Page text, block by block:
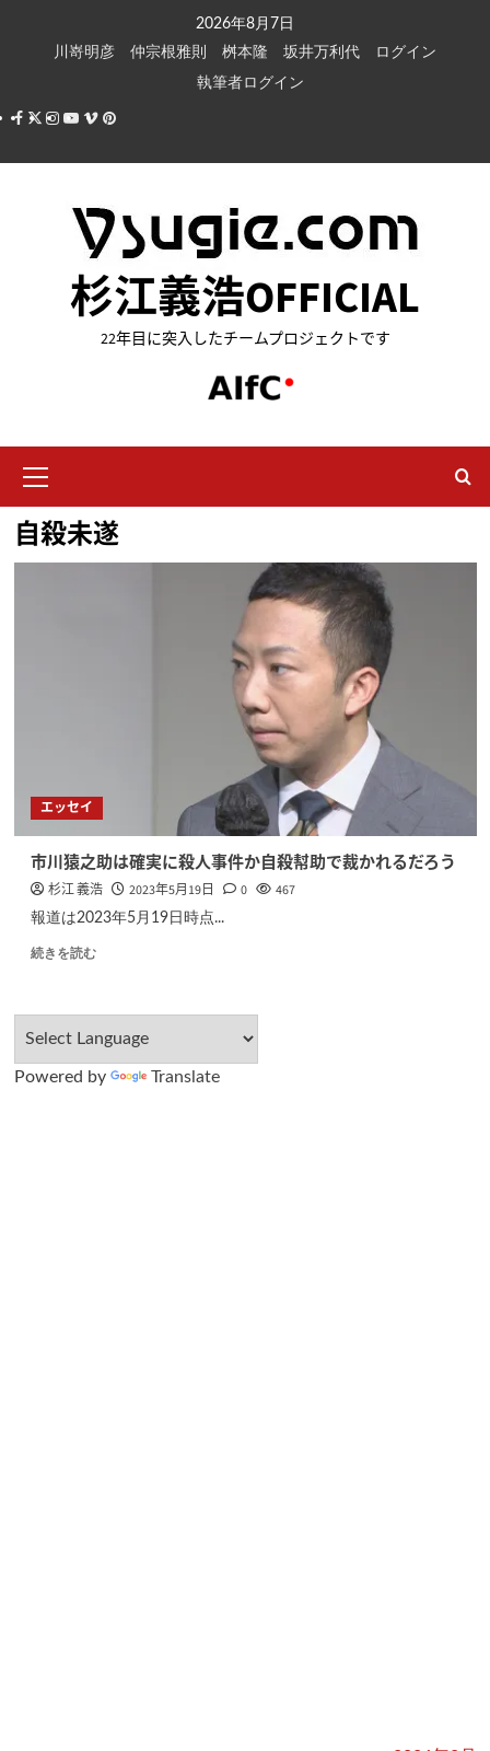
キ
2026年8月7日
川嵜明彦
仲宗根雅則 桝本隆 坂井万利代
ログイン
執筆者ログイン
Facebook
X Instagram
Youtube
VimeoPinterest
杉江義浩OFFICIAL
22年目に突入したチームプロジェクトです
イ
ン
メ
自殺未遂
エッセイ
市川猿之助は確実に殺人事件か自殺幇助で裁かれるだろう
杉江 義浩 2023年5月19日 0 467
報道は2023年5月19日時点...
続きを読む
Powered by Translate